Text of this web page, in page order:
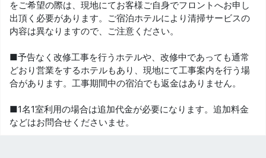
をご希望の際は、現地にてお客様ご自身でフロントへお申し
出頂く必要があります。ご宿泊ホテルにより清掃サービスの
内容は異なりますので、ご注意ください。
■予告なく改修工事を行うホテルや、改修中であっても通常
どおり営業をするホテルもあり、現地にて工事案内を行う場
合があります。工事期間中の宿泊でも返金はありません。
■1名1室利用の場合は追加代金が必要になります。追加料金
などはお問合せくださいませ。